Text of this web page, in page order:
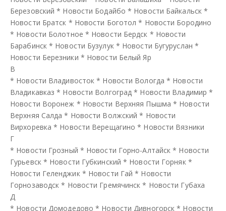
Березовский * Новости Бодайбо * Новости Байкальск *
Новости Братск * Новости Боготол * Новости Бородино
* Новости Болотное * Новости Бердск * Новости
Барабинск * Новости Бузулук * Новости Бугуруслан *
Новости Березники * Новости Белый Яр
В
* Новости Владивосток * Новости Вологда * Новости
Владикавказ * Новости Волгоград * Новости Владимир *
Новости Воронеж * Новости Верхняя Пышма * Новости
Верхняя Салда * Новости Волжский * Новости
Вирхоревка * Новости Верещагино * Новости Вязники
Г
* Новости Грозный * Новости Горно-Алтайск * Новости
Гурьевск * Новости Губкинский * Новости Горняк *
Новости Геленджик * Новости Гай * Новости
Горнозаводск * Новости Гремячинск * Новости Губаха
Д
* Новости Домодедово * Новости Дивногорск * Новости